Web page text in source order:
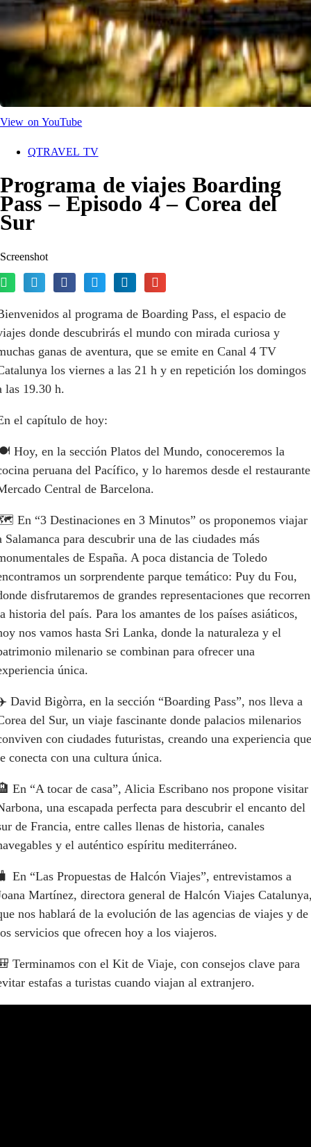
View on YouTube
QTRAVEL TV
Programa de viajes Boarding
Pass – Episodo 4 – Corea del
Sur
Screenshot
al programa de Boarding Pass, el espacio de
donde descubrirás el mundo con mirada curiosa y
ganas de aventura, que se emite en Canal 4 TV
los viernes a las 21 h y en repetición los domingos
las 19.30 h.
el capítulo de hoy:
Hoy, en la sección Platos del Mundo, conoceremos la
peruana del Pacífico, y lo haremos desde el restaurante
Central de Barcelona.
En “3 Destinaciones en 3 Minutos” os proponemos viajar
Salamanca para descubrir una de las ciudades más
de España. A poca distancia de Toledo
un sorprendente parque temático: Puy du Fou,
disfrutaremos de grandes representaciones que recorren
historia del país. Para los amantes de los países asiáticos,
nos vamos hasta Sri Lanka, donde la naturaleza y el
milenario se combinan para ofrecer una
única.
David Bigòrra, en la sección “Boarding Pass”, nos lleva a
del Sur, un viaje fascinante donde palacios milenarios
con ciudades futuristas, creando una experiencia que
conecta con una cultura única.
En “A tocar de casa”, Alicia Escribano nos propone visitar
una escapada perfecta para descubrir el encanto del
de Francia, entre calles llenas de historia, canales
y el auténtico espíritu mediterráneo.
En “Las Propuestas de Halcón Viajes”, entrevistamos a
Martínez, directora general de Halcón Viajes
nos hablará de la evolución de las agencias de viajes y de
servicios que ofrecen hoy a los viajeros.
Terminamos con el Kit de Viaje, con consejos clave para
estafas a turistas cuando viajan al extranjero.